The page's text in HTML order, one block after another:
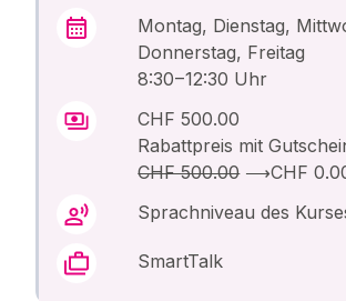
Montag, Dienstag,
Donnerstag, Freitag
8:30 – 12:30 Uhr
CHF 500.00
Rabattpreis mit
CHF 500.00⟶CHF
Sprachniveau des
SmartTalk